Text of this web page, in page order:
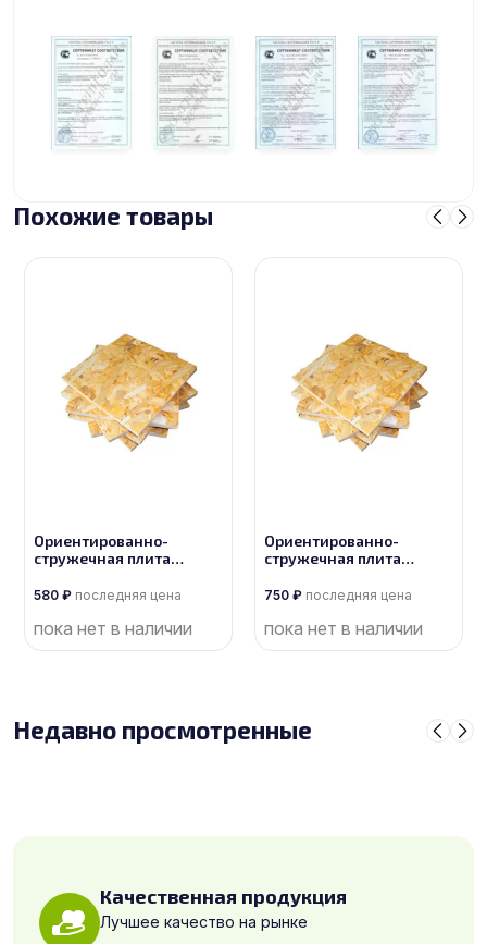
Похожие товары
Ориентированно-
стружечная плита
Кроношпан
580 ₽ последняя цена
пока нет в наличии
Ориентированно-
стружечная плита
Кроношпан
750 ₽ последняя цена
пока нет в наличии
Недавно просмотренные
Качественная продукция
Лучшее качество на рынке